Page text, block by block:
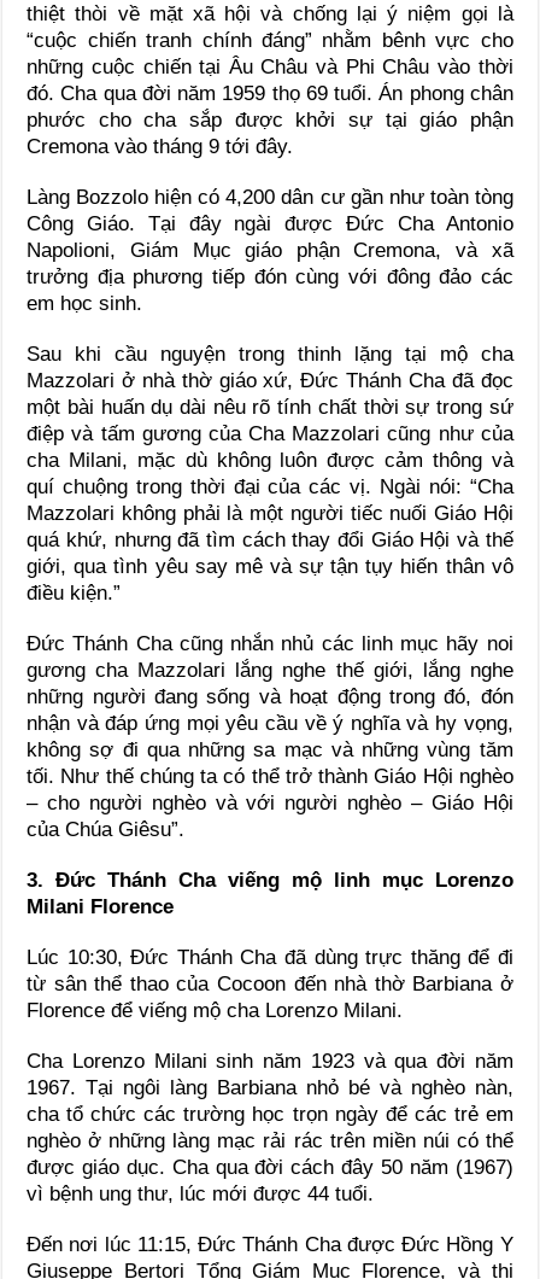
thiệt thòi về mặt xã hội và chống lại ý niệm gọi là
“cuộc chiến tranh chính đáng” nhằm bênh vực cho
những cuộc chiến tại Âu Châu và Phi Châu vào thời
đó. Cha qua đời năm 1959 thọ 69 tuổi. Án phong chân
phước cho cha sắp được khởi sự tại giáo phận
Cremona vào tháng 9 tới đây.
Làng Bozzolo hiện có 4,200 dân cư gần như toàn tòng
Công Giáo. Tại đây ngài được Đức Cha Antonio
Napolioni, Giám Mục giáo phận Cremona, và xã
trưởng địa phương tiếp đón cùng với đông đảo các
em học sinh.
Sau khi cầu nguyện trong thinh lặng tại mộ cha
Mazzolari ở nhà thờ giáo xứ, Đức Thánh Cha đã đọc
một bài huấn dụ dài nêu rõ tính chất thời sự trong sứ
điệp và tấm gương của Cha Mazzolari cũng như của
cha Milani, mặc dù không luôn được cảm thông và
quí chuộng trong thời đại của các vị. Ngài nói: “Cha
Mazzolari không phải là một người tiếc nuối Giáo Hội
quá khứ, nhưng đã tìm cách thay đổi Giáo Hội và thế
giới, qua tình yêu say mê và sự tận tụy hiến thân vô
điều kiện.”
Đức Thánh Cha cũng nhắn nhủ các linh mục hãy noi
gương cha Mazzolari lắng nghe thế giới, lắng nghe
những người đang sống và hoạt động trong đó, đón
nhận và đáp ứng mọi yêu cầu về ý nghĩa và hy vọng,
không sợ đi qua những sa mạc và những vùng tăm
tối. Như thế chúng ta có thể trở thành Giáo Hội nghèo
– cho người nghèo và với người nghèo – Giáo Hội
của Chúa Giêsu”.
3. Đức Thánh Cha viếng mộ linh mục Lorenzo
Milani Florence
Lúc 10:30, Đức Thánh Cha đã dùng trực thăng để đi
từ sân thể thao của Cocoon đến nhà thờ Barbiana ở
Florence để viếng mộ cha Lorenzo Milani.
Cha Lorenzo Milani sinh năm 1923 và qua đời năm
1967. Tại ngôi làng Barbiana nhỏ bé và nghèo nàn,
cha tổ chức các trường học trọn ngày để các trẻ em
nghèo ở những làng mạc rải rác trên miền núi có thể
được giáo dục. Cha qua đời cách đây 50 năm (1967)
vì bệnh ung thư, lúc mới được 44 tuổi.
Đến nơi lúc 11:15, Đức Thánh Cha được Đức Hồng Y
Giuseppe Bertori Tổng Giám Mục Florence, và thị